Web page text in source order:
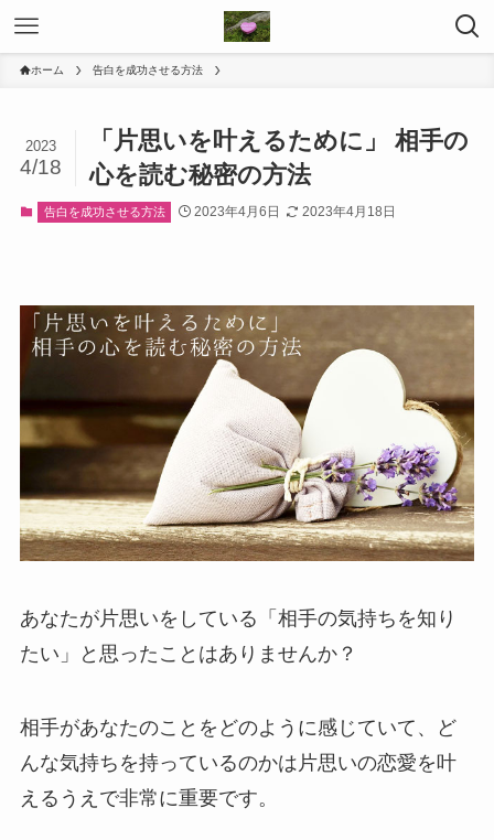
ホーム 告白を成功させる方法
「片思いを叶えるために」 相手の
心を読む秘密の方法
2023
4/18
告白を成功させる方法 2023年4月6日 2023年4月18日
あなたが片思いをしている「相手の気持ちを知り
たい」と思ったことはありませんか？
相手があなたのことをどのように感じていて、ど
んな気持ちを持っているのかは片思いの恋愛を叶
えるうえで非常に重要です。